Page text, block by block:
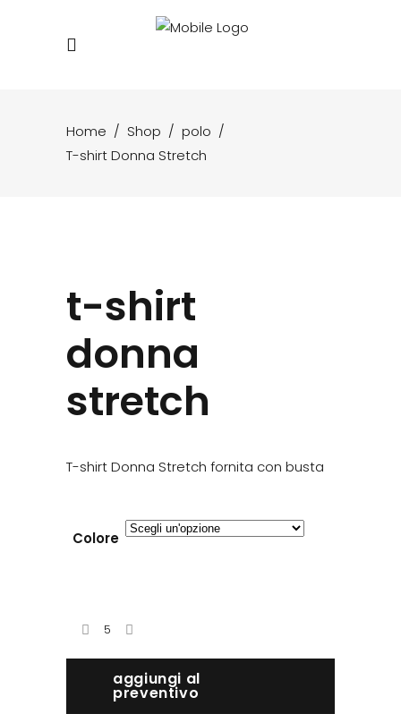
Home / Shop / polo /
T-shirt Donna Stretch
t-shirt
donna
stretch
T-shirt Donna Stretch fornita con busta
Colore
aggiungi al
preventivo